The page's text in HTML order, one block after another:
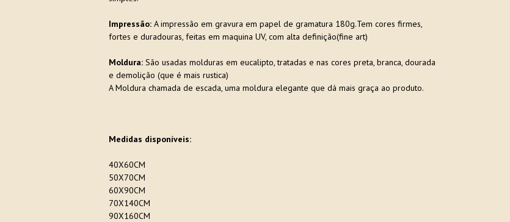
Impressão: A impressão em gravura em papel de gramatura 180g.Tem cores firmes,
fortes e duradouras, feitas em maquina UV, com alta definição(fine art)
Moldura: São usadas molduras em eucalipto, tratadas e nas cores preta, branca, dourada
e demolição (que é mais rustica)
A Moldura chamada de escada, uma moldura elegante que dá mais graça ao produto.
Medidas disponíveis:
40X60CM
50X70CM
60X90CM
70X140CM
90X160CM